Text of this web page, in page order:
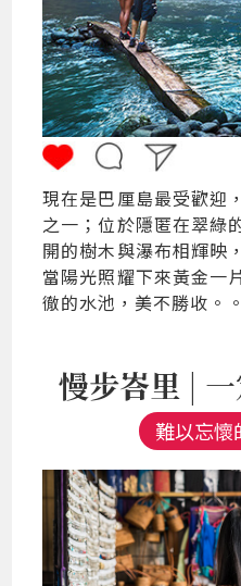
現在是巴厘島最受歡迎
之一；位於隱匿在翠綠
開的樹木與瀑布相輝映
當陽光照耀下來黃金一
徹的水池，美不勝收。。
慢步峇里 |
難以忘懷